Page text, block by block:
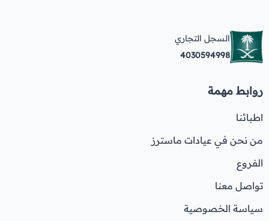
السجل التجاري
4030594998
روابط مهمة
اطبائنا
من نحن في عيادات ماسترز
الفروع
تواصل معنا
سياسة الخصوصية